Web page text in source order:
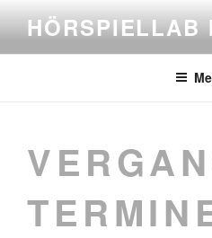
springen
HÖRSPIELLAB